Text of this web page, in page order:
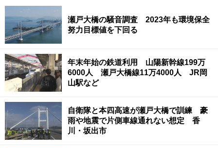
瀬戸大橋の騒音調査 2023年も環境保全
努力目標値を下回る
年末年始の鉄道利用 山陽新幹線199万
6000人 瀬戸大橋線11万4000人 JR岡
山駅など
自衛隊と本四高速が瀬戸大橋で訓練 豪
雨や地震で片側車線通れない想定 香
川・坂出市